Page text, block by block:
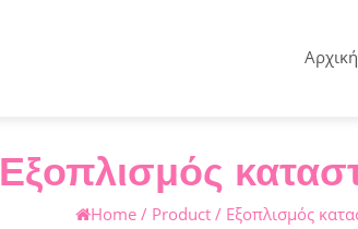
Αρχική
Εξοπλισμός
Home / Product / Εξοπλισμός